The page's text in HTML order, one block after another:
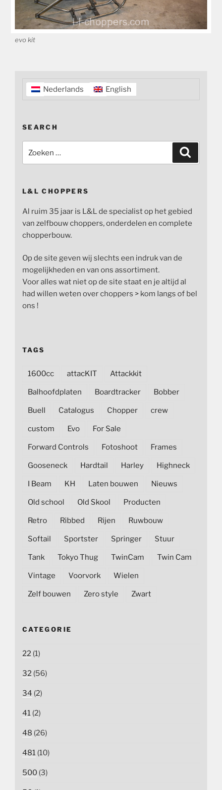
evo kit
Nederlands English
SEARCH
naar:
L&L CHOPPERS
Al ruim 35 jaar is L&L de specialist op het gebied
van zelfbouw choppers, onderdelen en complete
chopperbouw.
Op de site geven wij slechts een indruk van de
mogelijkheden en van ons assortiment.
Voor alles wat niet op de site staat en je altijd al
had willen weten over choppers > kom langs of bel
ons !
TAGS
1600cc attacKIT Attackkit
Balhoofdplaten Boardtracker Bobber
Buell Catalogus Chopper crew
custom Evo For Sale
Forward Controls Fotoshoot Frames
Gooseneck Hardtail Harley Highneck
I Beam KH Laten bouwen Nieuws
Old school Old Skool Producten
Retro Ribbed Rijen Ruwbouw
Softail Sportster Springer Stuur
Tank Tokyo Thug TwinCam Twin Cam
Vintage Voorvork Wielen
Zelf bouwen Zero style Zwart
CATEGORIE
22 (1)
32 (56)
34 (2)
41 (2)
48 (26)
481 (10)
500 (3)